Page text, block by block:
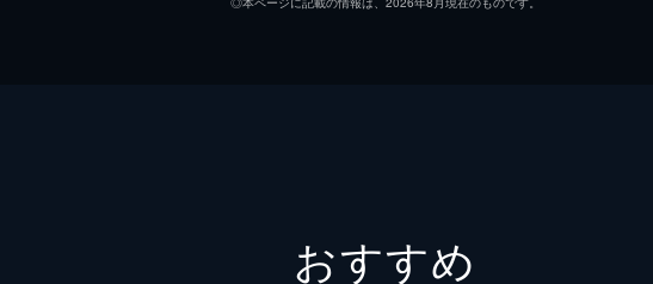
マリアノ・パラシオス
おすすめ